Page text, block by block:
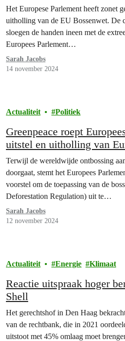
Het Europese Parlement heeft zonet
uitholling van de EU Bossenwet. De
sloegen de handen ineen met de
Europees Parlement…
Sarah Jacobs
14 november 2024
Actualiteit Politiek
Greenpeace roept
uitstel en uitholling van
verwerpen
Terwijl de wereldwijde ontbossing
doorgaat, stemt het Europees
voorstel om de toepassing van de
Deforestation Regulation) uit te…
Sarah Jacobs
12 november 2024
Actualiteit Energie Klimaat
Reactie uitspraak hoger
Shell
Het gerechtshof in Den Haag
van de rechtbank, die in 2021
uitstoot met 45% omlaag moet